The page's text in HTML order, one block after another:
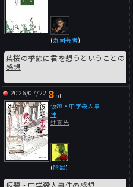
(寿司芸者)
葉桜の季節に君を想うということの
感想
2026/07/22 8 pt
(陰獣)
仮題・中学殺人事件の感想
仮題・中学殺人事
件
辻真先